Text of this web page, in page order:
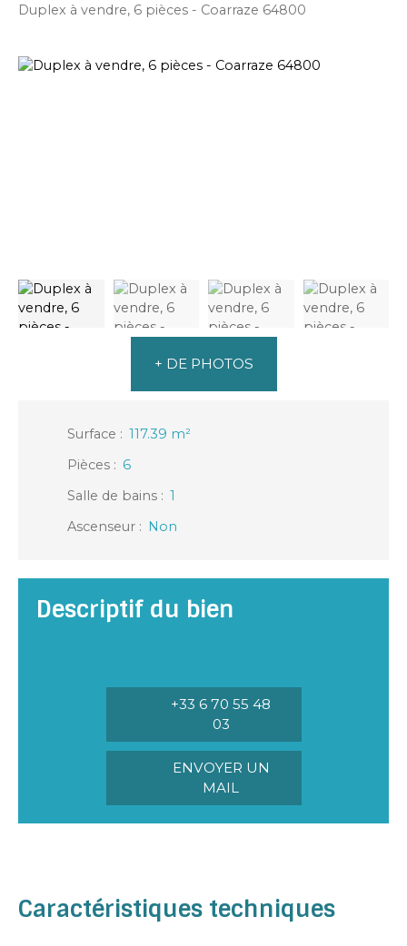
Duplex à vendre, 6 pièces - Coarraze 64800
+ DE PHOTOS
Surface : 117.39 m²
Pièces : 6
Salle de bains : 1
Ascenseur : Non
Descriptif du bien
+33 6 70 55 48
03
ENVOYER UN
MAIL
Caractéristiques techniques